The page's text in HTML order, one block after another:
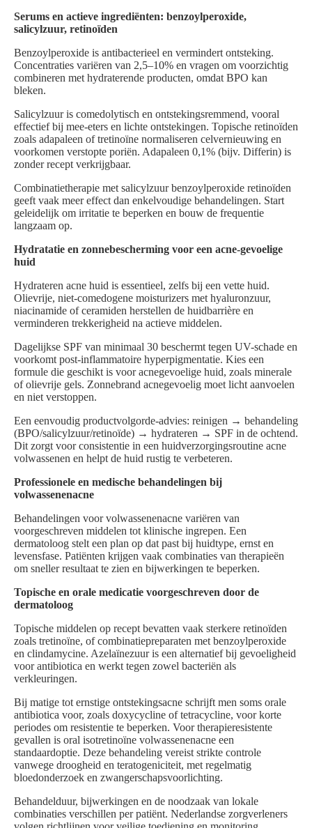
Serums en actieve ingrediënten: benzoylperoxide,
salicylzuur, retinoïden
Benzoylperoxide is antibacterieel en vermindert ontsteking.
Concentraties variëren van 2,5–10% en vragen om voorzichtig
combineren met hydraterende producten, omdat BPO kan
bleken.
Salicylzuur is comedolytisch en ontstekingsremmend, vooral
effectief bij mee-eters en lichte ontstekingen. Topische retinoïden
zoals adapaleen of tretinoïne normaliseren celvernieuwing en
voorkomen verstopte poriën. Adapaleen 0,1% (bijv. Differin) is
zonder recept verkrijgbaar.
Combinatietherapie met salicylzuur benzoylperoxide retinoïden
geeft vaak meer effect dan enkelvoudige behandelingen. Start
geleidelijk om irritatie te beperken en bouw de frequentie
langzaam op.
Hydratatie en zonnebescherming voor een acne-gevoelige
huid
Hydrateren acne huid is essentieel, zelfs bij een vette huid.
Olievrije, niet-comedogene moisturizers met hyaluronzuur,
niacinamide of ceramiden herstellen de huidbarrière en
verminderen trekkerigheid na actieve middelen.
Dagelijkse SPF van minimaal 30 beschermt tegen UV-schade en
voorkomt post-inflammatoire hyperpigmentatie. Kies een
formule die geschikt is voor acnegevoelige huid, zoals minerale
of olievrije gels. Zonnebrand acnegevoelig moet licht aanvoelen
en niet verstoppen.
Een eenvoudig productvolgorde-advies: reinigen → behandeling
(BPO/salicylzuur/retinoïde) → hydrateren → SPF in de ochtend.
Dit zorgt voor consistentie in een huidverzorgingsroutine acne
volwassenen en helpt de huid rustig te verbeteren.
Professionele en medische behandelingen bij
volwassenenacne
Behandelingen voor volwassenenacne variëren van
voorgeschreven middelen tot klinische ingrepen. Een
dermatoloog stelt een plan op dat past bij huidtype, ernst en
levensfase. Patiënten krijgen vaak combinaties van therapieën
om sneller resultaat te zien en bijwerkingen te beperken.
Topische en orale medicatie voorgeschreven door de
dermatoloog
Topische middelen op recept bevatten vaak sterkere retinoïden
zoals tretinoïne, of combinatiepreparaten met benzoylperoxide
en clindamycine. Azelaïnezuur is een alternatief bij gevoeligheid
voor antibiotica en werkt tegen zowel bacteriën als
verkleuringen.
Bij matige tot ernstige ontstekingsacne schrijft men soms orale
antibiotica voor, zoals doxycycline of tetracycline, voor korte
periodes om resistentie te beperken. Voor therapieresistente
gevallen is oral isotretinoïne volwassenenacne een
standaardoptie. Deze behandeling vereist strikte controle
vanwege droogheid en teratogeniciteit, met regelmatig
bloedonderzoek en zwangerschapsvoorlichting.
Behandelduur, bijwerkingen en de noodzaak van lokale
combinaties verschillen per patiënt. Nederlandse zorgverleners